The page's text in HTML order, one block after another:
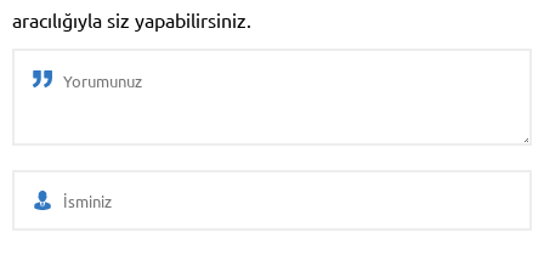
aracılığıyla siz yapabilirsiniz.